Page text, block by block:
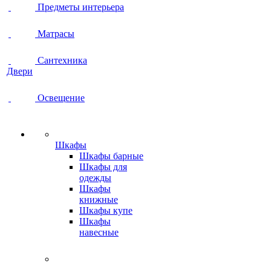
Предметы интерьера
Матрасы
Сантехника
Двери
Освещение
Шкафы
Шкафы барные
Шкафы для
одежды
Шкафы
книжные
Шкафы купе
Шкафы
навесные